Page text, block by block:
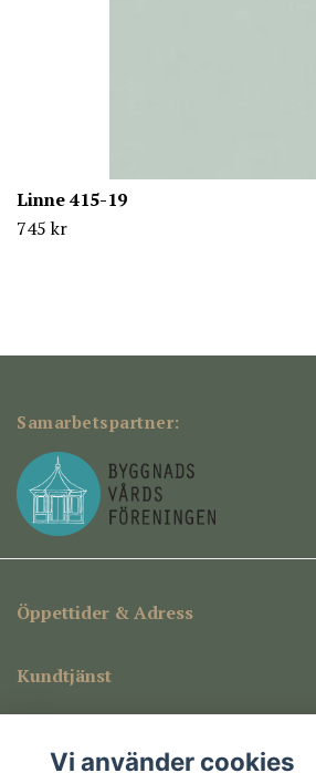
Linne 415-19
745 kr
Samarbetspartner:
Öppettider & Adress
Kundtjänst
Vi använder cookies